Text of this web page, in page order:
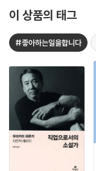
이 상품의 태그
#좋아하는일을합니다